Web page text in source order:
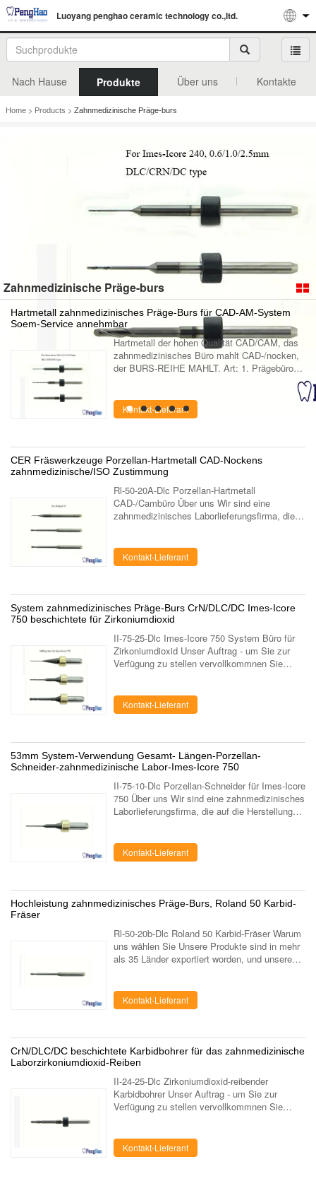
Luoyang penghao ceramic technology co.,ltd.
Nach Hause Produkte Über uns Kontakte
Home > Products > Zahnmedizinische Präge-burs
Zahnmedizinische Präge-burs
Hartmetall zahnmedizinisches Präge-Burs für CAD-AM-System
Soem-Service annehmbar
Hartmetall der hohen Qualität CAD/CAM, das
zahnmedizinisches Büro mahlt CAD-/nocken,
der BURS-REIHE MAHLT. Art: 1. Prägebüro
Prägeb...
Kontakt-Lieferant
CER Fräswerkzeuge Porzellan-Hartmetall CAD-Nockens
zahnmedizinische/ISO Zustimmung
Rl-50-20A-Dlc Porzellan-Hartmetall
CAD-/Cambüro Über uns Wir sind eine
zahnmedizinisches Laborlieferungsfirma, die
der Produkt...
Kontakt-Lieferant
System zahnmedizinisches Präge-Burs CrN/DLC/DC Imes-Icore
750 beschichtete für Zirkoniumdioxid
II-75-25-Dlc Imes-Icore 750 System Büro für
Zirkoniumdioxid Unser Auftrag - um Sie zur
Verfügung zu stellen vervollkommnen Sie
...
Kontakt-Lieferant
53mm System-Verwendung Gesamt- Längen-Porzellan-
Schneider-zahnmedizinische Labor-Imes-Icore 750
II-75-10-Dlc Porzellan-Schneider für Imes-Icore
750 Über uns Wir sind eine zahnmedizinisches
Laborlieferungsfirma, die auf die Herstellung
Kontakt-Lieferant
Hochleistung zahnmedizinisches Präge-Burs, Roland 50 Karbid-
Fräser
Rl-50-20b-Dlc Roland 50 Karbid-Fräser Warum
uns wählen Sie Unsere Produkte sind in mehr
als 35 Länder exportiert worden, und unsere
Kontakt-Lieferant
CrN/DLC/DC beschichtete Karbidbohrer für das zahnmedizinische
Laborzirkoniumdioxid-Reiben
II-24-25-Dlc Zirkoniumdioxid-reibender
Karbidbohrer Unser Auftrag - um Sie zur
Verfügung zu stellen vervollkommnen Sie
der ...
Kontakt-Lieferant